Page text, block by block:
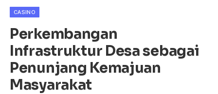
CASINO
Perkembangan
Infrastruktur Desa sebagai
Penunjang Kemajuan
Masyarakat